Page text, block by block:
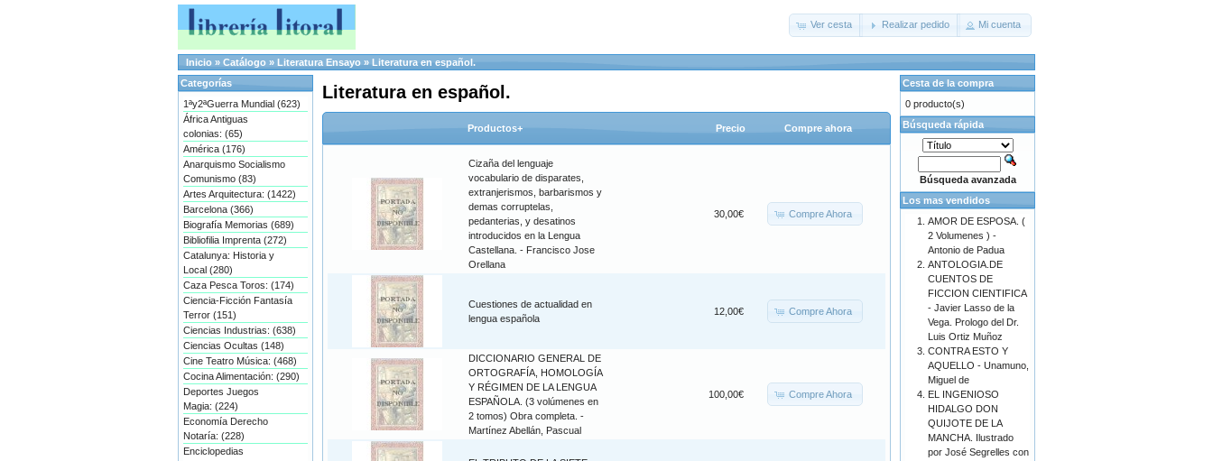
Ver cesta Realizar pedido Mi cuenta
Inicio » Catálogo » Literatura Ensayo » Literatura en español.
Literatura en español.
Productos+ Precio Compre ahora
Cizaña del lenguaje
vocabulario de disparates,
extranjerismos, barbarismos y
demas corruptelas,
pedanterias, y desatinos
introducidos en la Lengua
Castellana. - Francisco Jose
Orellana
30,00€ Compre Ahora
Cuestiones de actualidad en
lengua española
12,00€ Compre Ahora
DICCIONARIO GENERAL DE
ORTOGRAFÍA, HOMOLOGÍA
Y RÉGIMEN DE LA LENGUA
ESPAÑOLA. (3 volúmenes en
2 tomos) Obra completa. -
Martínez Abellán, Pascual
100,00€ Compre Ahora
Categorías
1ªy2ªGuerra Mundial (623)
África Antiguas
colonias: (65)
América (176)
Anarquismo Socialismo
Comunismo (83)
Artes Arquitectura: (1422)
Barcelona (366)
Biografía Memorias (689)
Bibliofilia Imprenta (272)
Catalunya: Historia y
Local (280)
Caza Pesca Toros: (174)
Ciencia-Ficción Fantasía
Terror (151)
Ciencias Industrias: (638)
Ciencias Ocultas (148)
Cine Teatro Música: (468)
Cocina Alimentación: (290)
Deportes Juegos
Magia: (224)
Economía Derecho
Notaría: (228)
Enciclopedias
Cesta de la compra
0 producto(s)
Búsqueda rápida
Búsqueda avanzada
Los mas vendidos
AMOR DE ESPOSA. (
2 Volumenes ) -
Antonio de Padua
ANTOLOGIA.DE
CUENTOS DE
FICCION CIENTIFICA
- Javier Lasso de la
Vega. Prologo del Dr.
Luis Ortiz Muñoz
CONTRA ESTO Y
AQUELLO - Unamuno,
Miguel de
EL INGENIOSO
HIDALGO DON
QUIJOTE DE LA
MANCHA. Ilustrado
por José Segrelles con